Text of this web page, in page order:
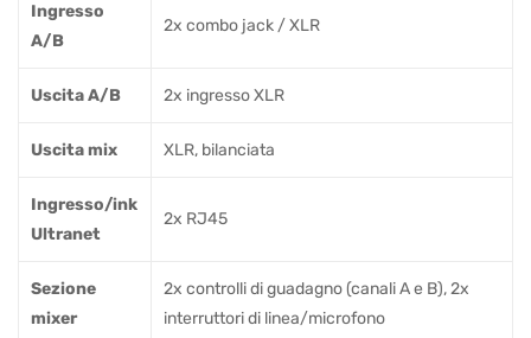
Ingresso
A/B
2x combo jack / XLR
Uscita A/B 2x ingresso XLR
Uscita mix XLR, bilanciata
Ingresso/ink
Ultranet
2x RJ45
Sezione
mixer
2x controlli di guadagno (canali A e B), 2x
interruttori di linea/microfono